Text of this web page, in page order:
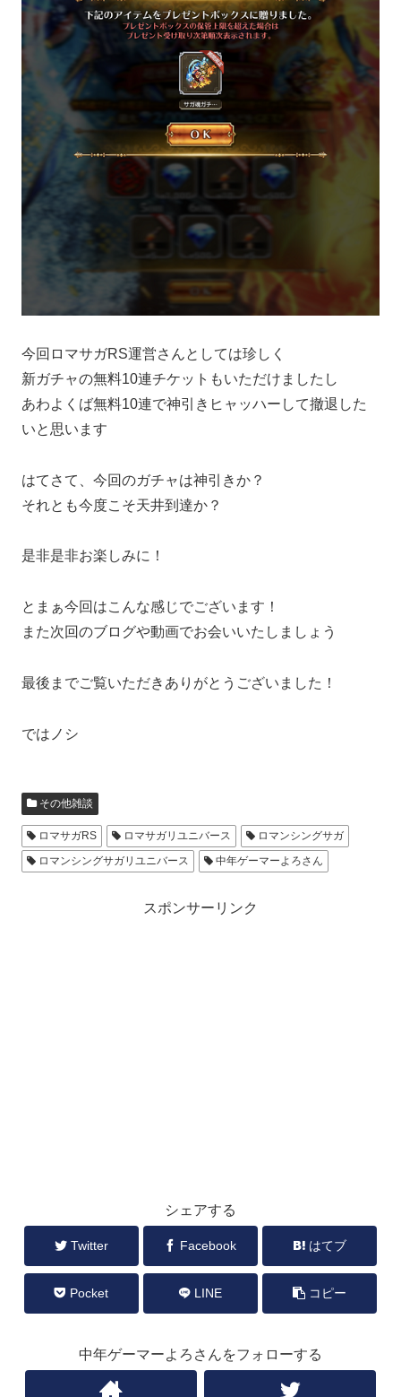
今回ロマサガRS運営さんとしては珍しく
新ガチャの無料10連チケットもいただけましたし
あわよくば無料10連で神引きヒャッハーして撤退した
いと思います
はてさて、今回のガチャは神引きか？
それとも今度こそ天井到達か？
是非是非お楽しみに！
とまぁ今回はこんな感じでございます！
また次回のブログや動画でお会いいたしましょう
最後までご覧いただきありがとうございました！
ではノシ
その他雑談
ロマサガRS ロマサガリユニバース
ロマンシングサガ
ロマンシングサガリユニバース
中年ゲーマーよろさん
スポンサーリンク
シェアする
Twitter Facebook はてブ
Pocket LINE コピー
中年ゲーマーよろさんをフォローする